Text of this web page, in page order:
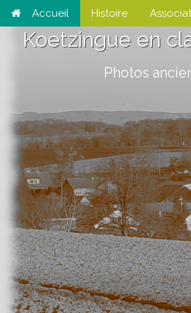
Accueil Histoire
Koetzingue en
Photos